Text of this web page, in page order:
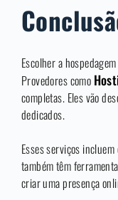
Escolher a
Provedores como
completas. Eles vão
dedicados.
Esses serviços
também têm
criar uma presença